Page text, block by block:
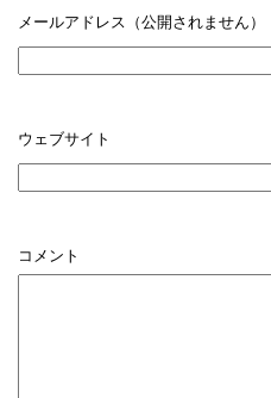
メールアドレス（公開されません）
ウェブサイト
コメント